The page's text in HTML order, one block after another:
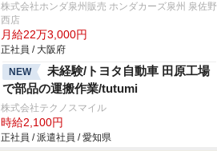
株式会社ホンダ泉州販売 ホンダカーズ泉州 泉佐野
西店
月給22万3,000円
正社員 / 大阪府
NEW
未経験/トヨタ自動車 田原工場
で部品の運搬作業/tutumi
株式会社テクノスマイル
時給2,100円
正社員 / 派遣社員 / 愛知県